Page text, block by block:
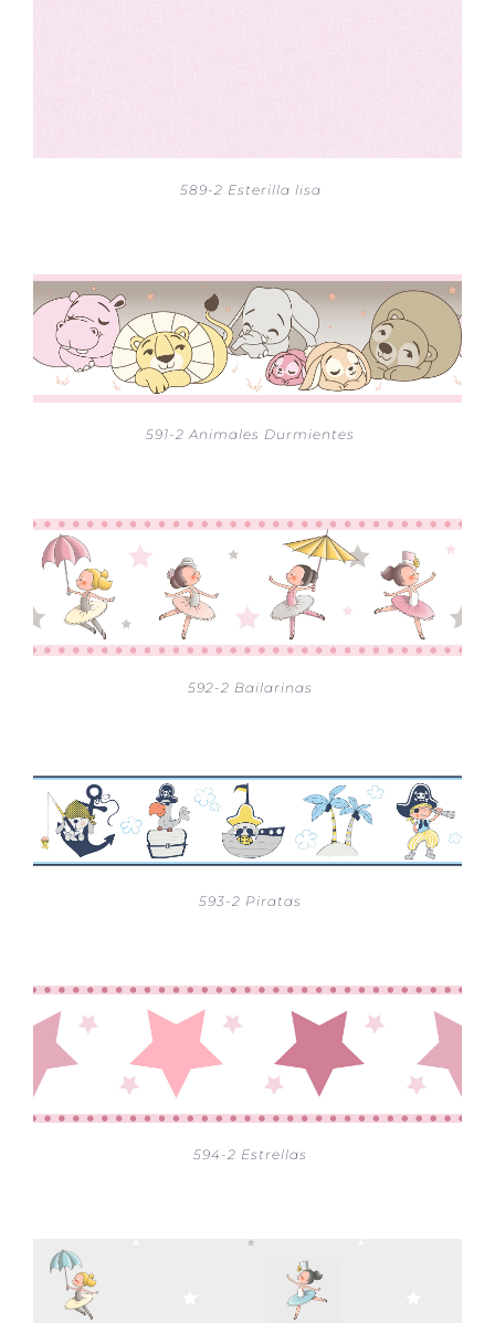
589-2 Esterilla lisa
591-2 Animales Durmientes
592-2 Bailarinas
593-2 Piratas
594-2 Estrellas